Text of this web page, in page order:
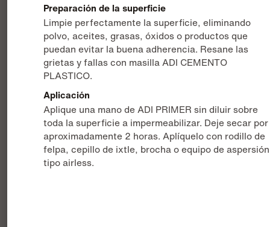
Preparación de la superficie
Limpie perfectamente la superficie, eliminando
polvo, aceites, grasas, óxidos o productos que
puedan evitar la buena adherencia. Resane las
grietas y fallas con masilla ADI CEMENTO
PLASTICO.
Aplicación
Aplique una mano de ADI PRIMER sin diluir sobre
toda la superficie a impermeabilizar. Deje secar por
aproximadamente 2 horas. Aplíquelo con rodillo de
felpa, cepillo de ixtle, brocha o equipo de aspersión
tipo airless.